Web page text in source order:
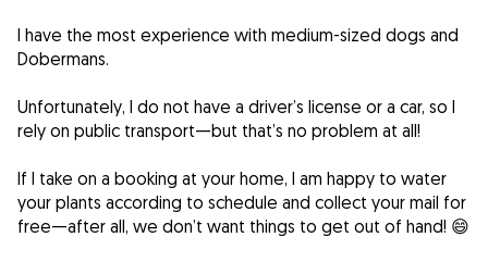
I have the most experience with medium-sized dogs and
Dobermans.
Unfortunately, I do not have a driver’s license or a car, so I
rely on public transport—but that’s no problem at all!
If I take on a booking at your home, I am happy to water
your plants according to schedule and collect your mail for
free—after all, we don’t want things to get out of hand! 😄